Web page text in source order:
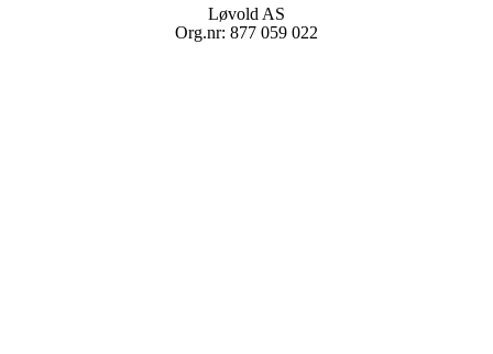
Løvold AS
Org.nr: 877 059 022